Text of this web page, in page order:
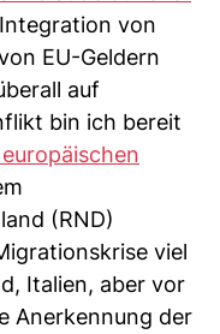
von
EU-Geldern
auf
bin ich bereit
(RND)
viel
Italien, aber vor
Anerkennung der